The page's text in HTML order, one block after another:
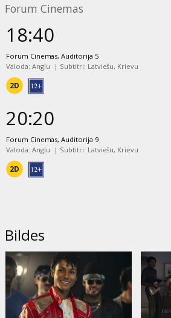
Forum Cinemas
18:40
Forum Cinemas, Auditorija 5
Valoda: Angļu | Subtitri: Latviešu, Krievu
2D
20:20
Forum Cinemas, Auditorija 9
Valoda: Angļu | Subtitri: Latviešu, Krievu
2D
Bildes